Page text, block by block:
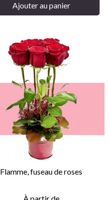
Ajouter au panier
Flamme, fuseau de roses